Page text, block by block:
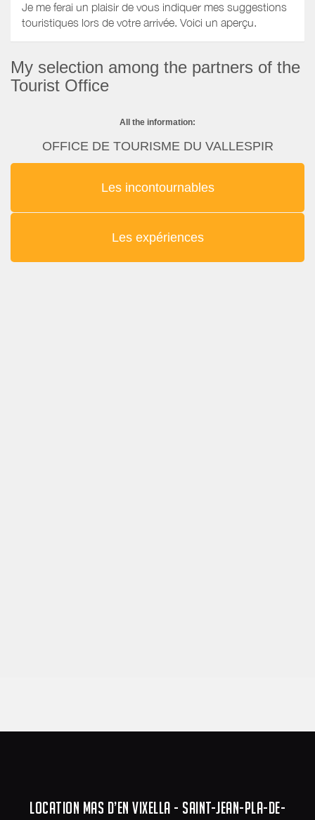
Je me ferai un plaisir de vous indiquer mes suggestions
touristiques lors de votre arrivée. Voici un aperçu.
My selection among the partners of the
Tourist Office
All the information:
OFFICE DE TOURISME DU VALLESPIR
Les incontournables
Les expériences
LOCATION MAS D’EN VIXELLA - SAINT-JEAN-PLA-DE-